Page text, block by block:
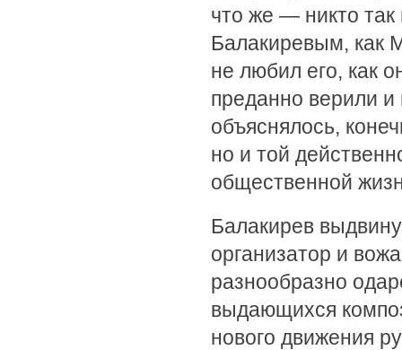
что же — никто так
Балакиревым, как
не любил его, как
преданно верили
объяснялось,
но и той
общественной
Балакирев
организатор и
разнообразно
выдающихся
нового движения